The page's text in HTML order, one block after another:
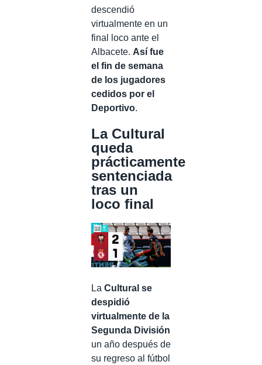
descendió
virtualmente en un
final loco ante el
Albacete. Así fue
el fin de semana
de los jugadores
cedidos por el
Deportivo.
La Cultural
queda
prácticamente
sentenciada
tras un
loco final
La Cultural se
despidió
virtualmente de la
Segunda División
un año después de
su regreso al fútbol